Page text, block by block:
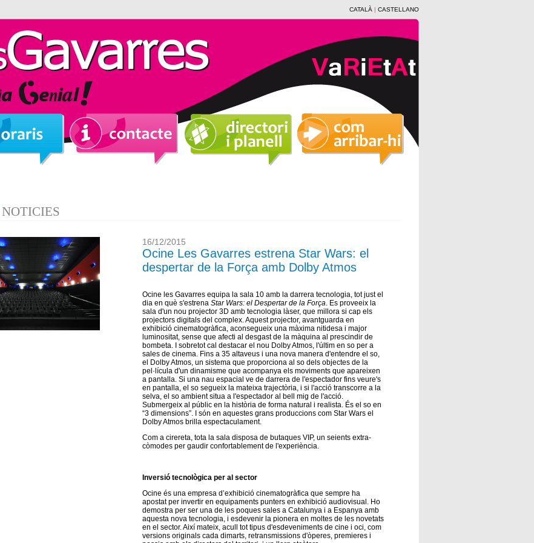
CATALÀ | CASTELLANO
NOTICIES
16/12/2015
Ocine Les Gavarres estrena Star Wars: el
despertar de la Força amb Dolby Atmos
Ocine les Gavarres equipa la sala 10 amb la darrera tecnologia, tot just el
dia en què s'estrena Star Wars: el Despertar de la Força. Es proveeix la
sala d'un nou projector 3D amb tecnologia làser, que millora si cap els
projectors digitals del complex. Aquest projector, avantguarda en
exhibició cinematogràfica, aconsegueix una màxima nitidesa i major
luminositat, sense que afecti al desgast de la màquina al prescindir de
bombeta. I sobretot cal destacar el nou Dolby Atmos, l'últim en so per a
sales de cinema. Fins a 35 altaveus i una nova manera d'entendre el so,
el Dolby Atmos, un sistema que proporciona al so dels objectes de la
pel·lícula d'un dinamisme que acompanya els moviments que apareixen
a pantalla. Si una nau espacial ve de darrera de l'espectador fins veure's
en pantalla, el so segueix la mateixa trajectòria, i si l'acció transcorre a la
selva, el so ambient situa a l'espectador al bell mig de l'acció.
Submergeix al públic en la història de forma natural i realista. És el so en
“3 dimensions”. I són en aquestes grans produccions com Star Wars el
Dolby Atmos brilla espectaculament.
Com a cirereta, tota la sala disposa de butaques VIP, un seients extra-
còmodes per gaudir confortablement de l'experiència.
Inversió tecnològica per al sector
Ocine és una empresa d’exhibició cinematogràfica que sempre ha
apostat per invertir en equipaments punters en exhibició audiovisual. Ho
demostra per ser una de les poques sales a Catalunya i a Espanya amb
aquesta nova tecnologia, i esdevenir la pionera en moltes de les novetats
en el sector. Així mateix, acull tot tipus d'esdeveniments de cine i oci, com
versions originals cada dimarts, retransmissions d'òperes, premieres i